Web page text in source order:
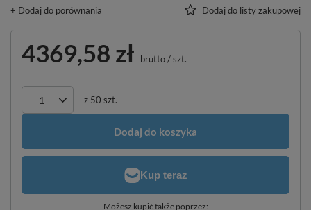
+ Dodaj do porównania Dodaj do listy zakupowej
4369,58 zł brutto/szt.
z 50 szt.
Dodaj do koszyka
Możesz kupić także poprzez: